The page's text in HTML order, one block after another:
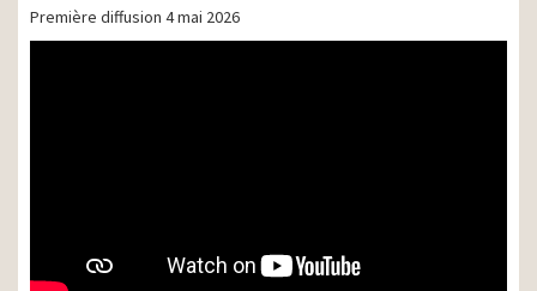
Première diffusion 4 mai 2026